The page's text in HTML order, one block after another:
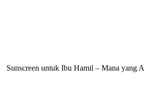
Sunscreen untuk Ibu Hamil – Mana yang